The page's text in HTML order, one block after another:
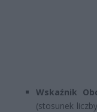
Wskaźnik
(stosunek